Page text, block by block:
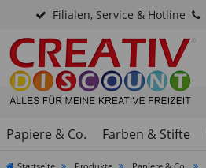
Filialen, Service & Hotline
Papiere & Co.
Farben & Stifte